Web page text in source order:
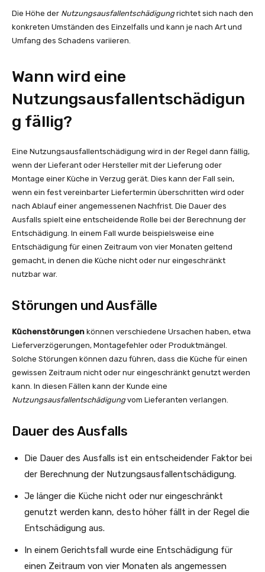
Die Höhe der Nutzungsausfallentschädigungrichtet sich nach den
konkreten Umständen des Einzelfalls und kann je nach Art und
Umfang des Schadens variieren.
Wann wird eine
Nutzungsausfallentschädigun
g fällig?
Eine Nutzungsausfallentschädigung wird in der Regel dann fällig,
wenn der Lieferant oder Hersteller mit der Lieferung oder
Montage einer Küche in Verzug gerät. Dies kann der Fall sein,
wenn ein fest vereinbarter Liefertermin überschritten wird oder
nach Ablauf einer angemessenen Nachfrist. Die Dauer des
Ausfalls spielt eine entscheidende Rolle bei der Berechnung der
Entschädigung. In einem Fall wurde beispielsweise eine
Entschädigung für einen Zeitraum von vier Monaten geltend
gemacht, in denen die Küche nicht oder nur eingeschränkt
nutzbar war.
Störungen und Ausfälle
Küchenstörungen können verschiedene Ursachen haben, etwa
Lieferverzögerungen, Montagefehler oder Produktmängel.
Solche Störungen können dazu führen, dass die Küche für einen
gewissen Zeitraum nicht oder nur eingeschränkt genutzt werden
kann. In diesen Fällen kann der Kunde eine
Nutzungsausfallentschädigungvom Lieferanten verlangen.
Dauer des Ausfalls
Die Dauer des Ausfalls ist ein entscheidender Faktor bei
der Berechnung der Nutzungsausfallentschädigung.
Je länger die Küche nicht oder nur eingeschränkt
genutzt werden kann, desto höher fällt in der Regel die
Entschädigung aus.
In einem Gerichtsfall wurde eine Entschädigung für
einen Zeitraum von vier Monaten als angemessen